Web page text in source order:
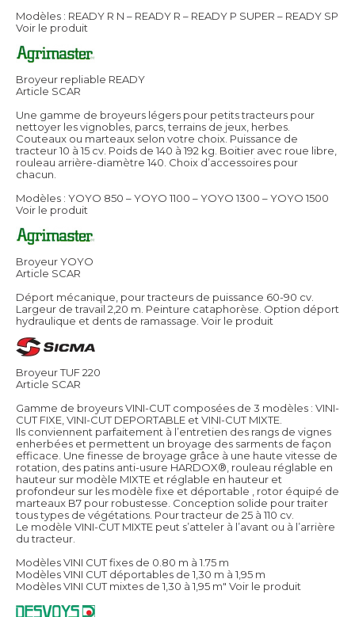
Modèles : READY R N – READY R – READY P SUPER – READY SP
Voir le produit
Broyeur repliable READY
Article SCAR
Une gamme de broyeurs légers pour petits tracteurs pour
nettoyer les vignobles, parcs, terrains de jeux, herbes.
Couteaux ou marteaux selon votre choix. Puissance de
tracteur 10 à 15 cv. Poids de 140 à 192 kg. Boitier avec roue libre,
rouleau arrière-diamètre 140. Choix d’accessoires pour
chacun.
Modèles : YOYO 850 – YOYO 1100 – YOYO 1300 – YOYO 1500
Voir le produit
Broyeur YOYO
Article SCAR
Déport mécanique, pour tracteurs de puissance 60-90 cv.
Largeur de travail 2,20 m. Peinture cataphorèse. Option déport
hydraulique et dents de ramassage. Voir le produit
Broyeur TUF 220
Article SCAR
Gamme de broyeurs VINI-CUT composées de 3 modèles : VINI-
CUT FIXE, VINI-CUT DEPORTABLE et VINI-CUT MIXTE.
Ils conviennent parfaitement à l’entretien des rangs de vignes
enherbées et permettent un broyage des sarments de façon
efficace. Une finesse de broyage grâce à une haute vitesse de
rotation, des patins anti-usure HARDOX®, rouleau réglable en
hauteur sur modèle MIXTE et réglable en hauteur et
profondeur sur les modèle fixe et déportable , rotor équipé de
marteaux B7 pour robustesse. Conception solide pour traiter
tous types de végétations. Pour tracteur de 25 à 110 cv.
Le modèle VINI-CUT MIXTE peut s’atteler à l’avant ou à l’arrière
du tracteur.
Modèles VINI CUT fixes de 0.80 m à 1.75 m
Modèles VINI CUT déportables de 1,30 m à 1,95 m
Modèles VINI CUT mixtes de 1,30 à 1,95 m" Voir le produit